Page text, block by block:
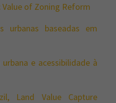
of Zoning Reform
urbanas baseadas em
e acessibilidade à
Land Value Capture